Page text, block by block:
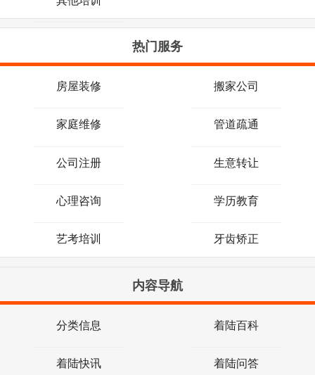
热门服务
房屋装修 搬家公司
家庭维修 管道疏通
公司注册 生意转让
心理咨询 学历教育
艺考培训 牙齿矫正
内容导航
分类信息 着陆百科
着陆快讯 着陆问答